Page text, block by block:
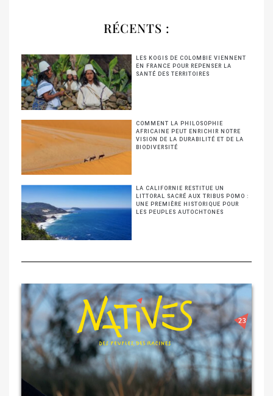
RÉCENTS :
LES KOGIS DE COLOMBIE VIENNENT
EN FRANCE POUR REPENSER LA
SANTÉ DES TERRITOIRES
COMMENT LA PHILOSOPHIE
AFRICAINE PEUT ENRICHIR NOTRE
VISION DE LA DURABILITÉ ET DE LA
BIODIVERSITÉ
LA CALIFORNIE RESTITUE UN
LITTORAL SACRÉ AUX TRIBUS POMO :
UNE PREMIÈRE HISTORIQUE POUR
LES PEUPLES AUTOCHTONES